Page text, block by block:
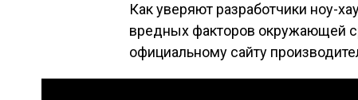
Как уверяют разработчики ноу-
вредных факторов окружающей
официальному сайту